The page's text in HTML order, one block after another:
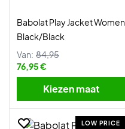
Babolat Play Jacket Women
Black/Black
Van: 84,95
76,95 €
Kiezen maat
LOW PRICE